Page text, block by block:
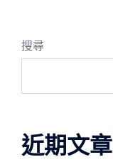
搜尋
近期文章